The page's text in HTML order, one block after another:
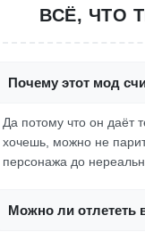
ВСЁ, ЧТО
Почему этот мод
Да потому что он даёт
хочешь, можно не
персонажа до
Можно ли отлететь